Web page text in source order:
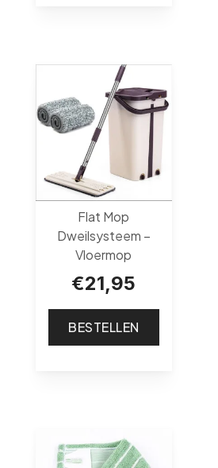
Flat Mop
Dweilsysteem –
Vloermop
€21,95
BESTELLEN